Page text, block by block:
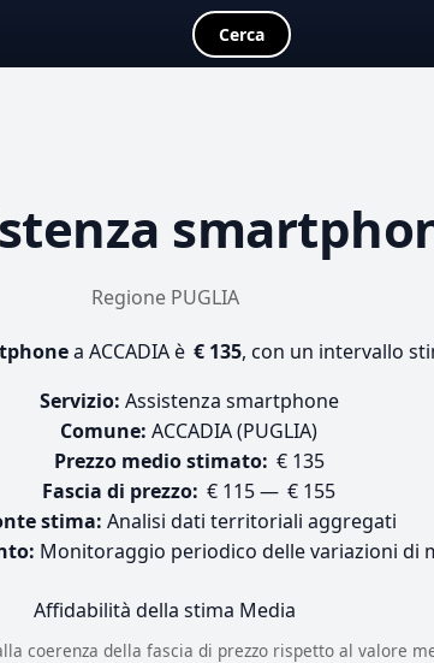
Cerca
Regione PUGLIA
a ACCADIA è € 135, con un intervallo
Servizio: Assistenza smartphone
Comune: ACCADIA (PUGLIA)
Prezzo medio stimato: € 135
Fascia di prezzo: € 115 — € 155
stima: Analisi dati territoriali aggregati
Monitoraggio periodico delle variazioni di
Affidabilità della stima Media
coerenza della fascia di prezzo rispetto al valore